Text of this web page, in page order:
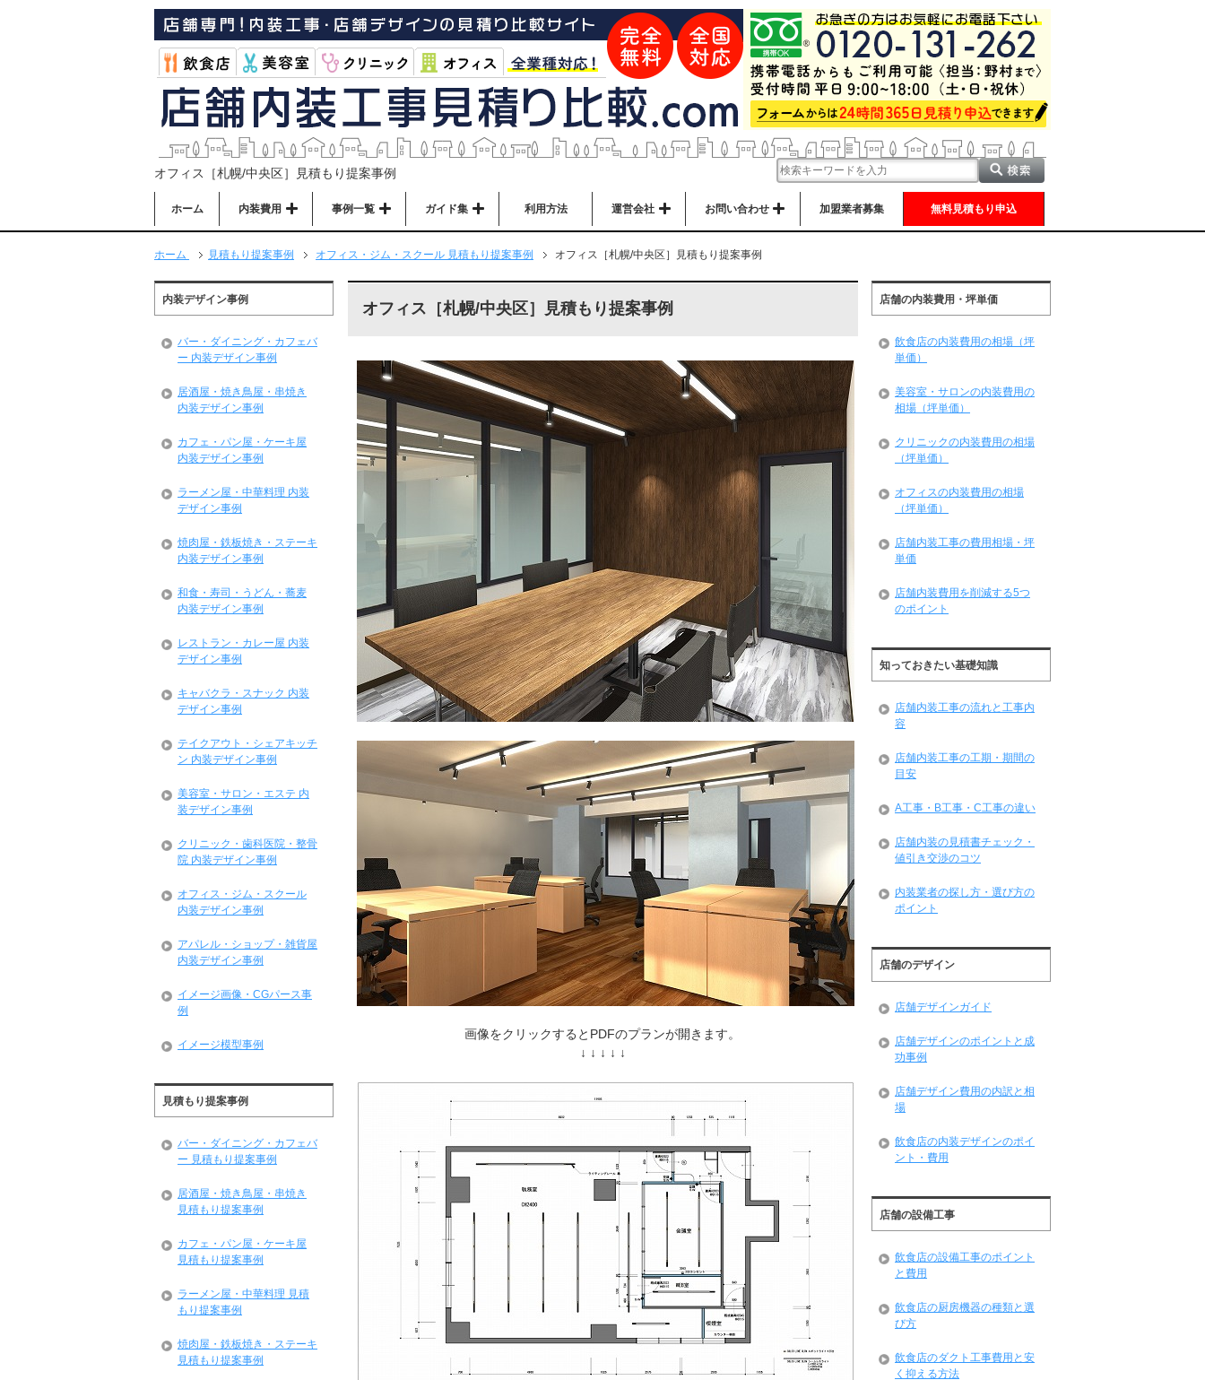
オフィス［札幌/中央区］見積もり提案事例
ホーム 内装費用 事例一覧 ガイド集 利用方法 運営会社 お問い合わせ 加盟業者募集 無料見積もり申込
ホーム 見積もり提案事例 オフィス・ジム・スクール 見積もり提案事例 オフィス［札幌/中央区］見積もり提案事例
オフィス［札幌/中央区］見積もり提案事例
画像をクリックするとPDFのプランが開きます。
↓ ↓ ↓ ↓ ↓
内装デザイン事例
バー・ダイニング・カフェバ
ー 内装デザイン事例
居酒屋・焼き鳥屋・串焼き
内装デザイン事例
カフェ・パン屋・ケーキ屋
内装デザイン事例
ラーメン屋・中華料理 内装
デザイン事例
焼肉屋・鉄板焼き・ステーキ
内装デザイン事例
和食・寿司・うどん・蕎麦
内装デザイン事例
レストラン・カレー屋 内装
デザイン事例
キャバクラ・スナック 内装
デザイン事例
テイクアウト・シェアキッチ
ン 内装デザイン事例
美容室・サロン・エステ 内
装デザイン事例
クリニック・歯科医院・整骨
院 内装デザイン事例
オフィス・ジム・スクール
内装デザイン事例
アパレル・ショップ・雑貨屋
内装デザイン事例
イメージ画像・CGパース事
例
イメージ模型事例
見積もり提案事例
バー・ダイニング・カフェバ
ー 見積もり提案事例
居酒屋・焼き鳥屋・串焼き
見積もり提案事例
カフェ・パン屋・ケーキ屋
見積もり提案事例
ラーメン屋・中華料理 見積
もり提案事例
焼肉屋・鉄板焼き・ステーキ
見積もり提案事例
店舗の内装費用・坪単価
飲食店の内装費用の相場（坪
単価）
美容室・サロンの内装費用の
相場（坪単価）
クリニックの内装費用の相場
（坪単価）
オフィスの内装費用の相場
（坪単価）
店舗内装工事の費用相場・坪
単価
店舗内装費用を削減する5つ
のポイント
知っておきたい基礎知識
店舗内装工事の流れと工事内
容
店舗内装工事の工期・期間の
目安
A工事・B工事・C工事の違い
店舗内装の見積書チェック・
値引き交渉のコツ
内装業者の探し方・選び方の
ポイント
店舗のデザイン
店舗デザインガイド
店舗デザインのポイントと成
功事例
店舗デザイン費用の内訳と相
場
飲食店の内装デザインのポイ
ント・費用
店舗の設備工事
飲食店の設備工事のポイント
と費用
飲食店の厨房機器の種類と選
び方
飲食店のダクト工事費用と安
く抑える方法